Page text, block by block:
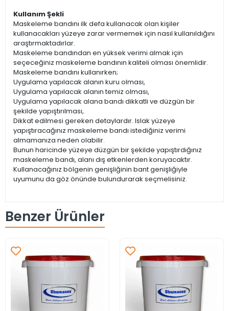
Kullanım Şekli
Maskeleme bandını ilk defa kullanacak olan kişiler
kullanacakları yüzeye zarar vermemek için nasıl kullanıldığını
araştırmaktadırlar.
Maskeleme bandından en yüksek verimi almak için
seçeceğiniz maskeleme bandının kaliteli olması önemlidir.
Maskeleme bandını kullanırken;
Uygulama yapılacak alanın kuru olması,
Uygulama yapılacak alanın temiz olması,
Uygulama yapılacak alana bandı dikkatli ve düzgün bir
şekilde yapıştırılması,
Dikkat edilmesi gereken detaylardır. Islak yüzeye
yapıştıracağınız maskeleme bandı istediğiniz verimi
almamanıza neden olabilir.
Bunun haricinde yüzeye düzgün bir şekilde yapıştırdığınız
maskeleme bandı, alanı dış etkenlerden koruyacaktır.
Kullanacağınız bölgenin genişliğinin bant genişliğiyle
uyumunu da göz önünde bulundurarak seçmelisiniz.
Benzer Ürünler